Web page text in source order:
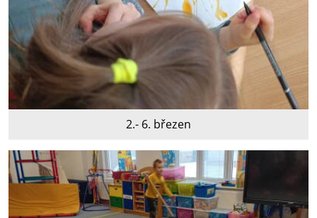
2.- 6. březen